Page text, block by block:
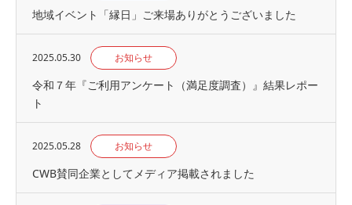
地域イベント「縁⽇」ご来場ありがとうございました
2025.05.30 お知らせ
令和７年『ご利用アンケート（満足度調査）』結果レポー
ト
2025.05.28 お知らせ
CWB賛同企業としてメディア掲載されました